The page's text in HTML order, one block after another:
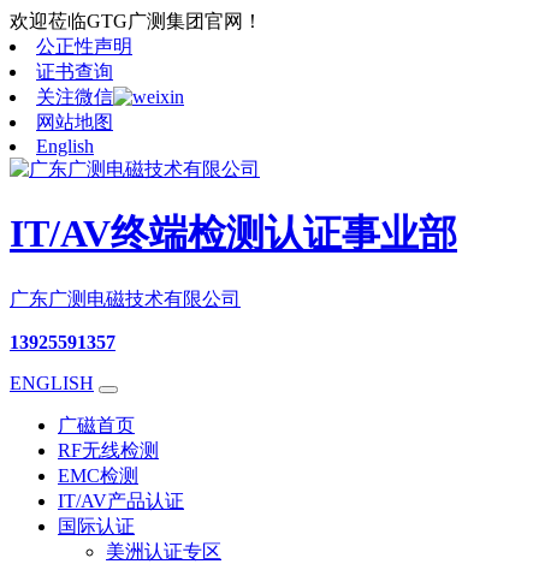
欢迎莅临GTG广测集团官网！
公正性声明
证书查询
关注微信
网站地图
English
IT/AV终端检测认证事业部
广东广测电磁技术有限公司
13925591357
ENGLISH
广磁首页
RF无线检测
EMC检测
IT/AV产品认证
国际认证
美洲认证专区